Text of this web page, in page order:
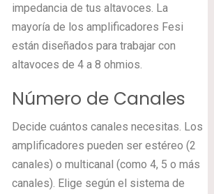
impedancia de tus altavoces. La
mayoría de los amplificadores Fesi
están diseñados para trabajar con
altavoces de 4 a 8 ohmios.
Número de Canales
Decide cuántos canales necesitas. Los
amplificadores pueden ser estéreo (2
canales) o multicanal (como 4, 5 o más
canales). Elige según el sistema de